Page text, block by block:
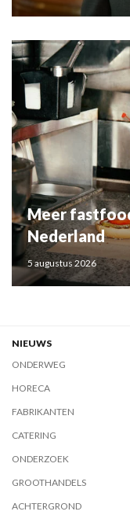
Meer
Nederland
5 augustus 2026
NIEUWS
ONDERWEG
HORECA
FABRIKANTEN
CATERING
ONDERZOEK
GROOTHANDELS
ACHTERGROND